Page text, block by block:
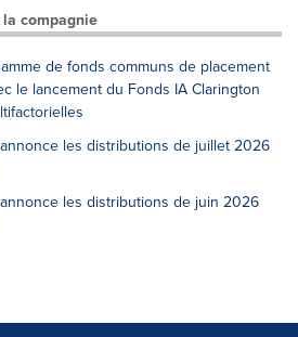
compagnie
de fonds communs de placement
le lancement du Fonds IA Clarington
les distributions de juillet 2026
les distributions de juin 2026